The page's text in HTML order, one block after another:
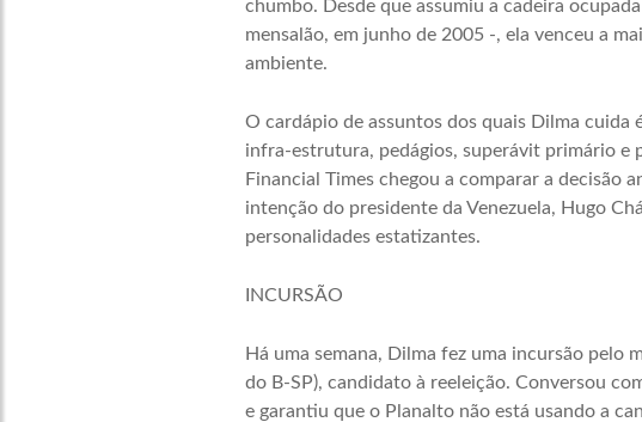
chumbo. Desde que assumiu a cadeira
mensalão, em junho de 2005 -, ela venceu a
ambiente.
O cardápio de assuntos dos quais Dilma cuida
infra-estrutura, pedágios, superávit primário e
Financial Times chegou a comparar a decisão
intenção do presidente da Venezuela, Hugo
personalidades estatizantes.
INCURSÃO
Há uma semana, Dilma fez uma incursão pelo
do B-SP), candidato à reeleição. Conversou
e garantiu que o Planalto não está usando a